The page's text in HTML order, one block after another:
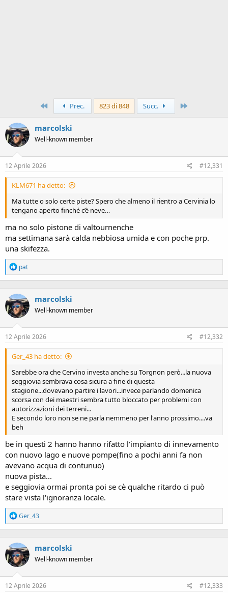
Primo Prec. 823 di 848 Succ.
marcolski
Well-known member
12 Aprile 2026 #12,331
KLM671 ha detto:
Ma tutte o solo certe piste? Spero che almeno il rientro a Cervinia lo
tengano aperto finché c’è neve…
ma no solo pistone di valtournenche
ma settimana sarà calda nebbiosa umida e con poche prp.
una skifezza.
R
e
a
t
i
o
n
:
pat
marcolski
Well-known member
12 Aprile 2026 #12,332
Ger_43 ha detto:
Sarebbe ora che Cervino investa anche su Torgnon però...la nuova
seggiovia sembrava cosa sicura a fine di questa
stagione...dovevano partire i lavori...invece parlando domenica
scorsa con dei maestri sembra tutto bloccato per problemi con
autorizzazioni dei terreni...
E secondo loro non se ne parla nemmeno per l'anno prossimo....va
beh
be in questi 2 hanno hanno rifatto l'impianto di innevamento
con nuovo lago e nuove pompe(fino a pochi anni fa non
avevano acqua di contunuo)
nuova pista...
e seggiovia ormai pronta poi se cè qualche ritardo ci può
stare vista l'ignoranza locale.
R
e
a
t
i
o
n
:
Ger_43
marcolski
Well-known member
12 Aprile 2026 #12,333